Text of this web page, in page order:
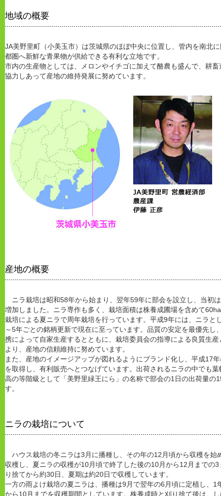
地域の概要
JA美野里町（小美玉市）は茨城県のほぼ中央に位置し、管内を南北
都圏へ新鮮な青果物が供給できる有利な立地です。
市内の生産物としては、メロンやイチゴに加えて酪農も盛んで、耕
協力しあって産地の維持発展に努めています。
産地の概要
ニラ栽培は昭和58年から始まり、翌年59年に部会を設立し、当初
増加しました。ニラ専作も多く、栽培面積は株養成圃場を含めて
栽培による夏ニラで周年栽培を行っています。平成9年には、ニラと
～5年ごとの銘柄更新で現在に至っています。品質の安定を最優先し
携によって自家生産するとともに、栽培委員会の指導による良質生
より、産地の信頼維持に努めています。
また、産地のイメージアップが図れるようにブランド化し、平成17
を取得し、有利販売へとつなげています。出荷されるニラの中でも
高の等階級として「美野里緑王にら」の名称で部会の1日の出荷量の
す。
ニラの栽培について
ハウス栽培の冬ニラは3月に播種し、その年の12月頃から収穫を始
収穫し、夏ニラの収穫が10月頃で終了した後の10月から12月までの
り捨てから約30日、夏期は約20日で収穫しています。
一方の雨よけ栽培の夏ニラは、播種は9月で翌年の6月頃に定植し、
から10月までを収穫期間としています。株養成時と刈り捨て後は、